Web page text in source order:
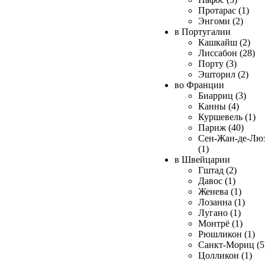
Протарас (1)
Энгоми (2)
в Португалии
Кашкайш (2)
Лиссабон (28)
Порту (3)
Эшторил (2)
во Франции
Биарриц (3)
Канны (4)
Куршевель (1)
Париж (40)
Сен-Жан-де-
(1)
в Швейцарии
Гштад (2)
Давос (1)
Женева (1)
Лозанна (1)
Лугано (1)
Монтрё (1)
Рюшликон (1)
Санкт-Мориц
Цолликон (1)